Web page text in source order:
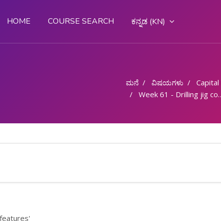
HOME COURSE SEARCH ಕನ್ನಡ ‎(KN)‎
ಮನೆ ವಿಷಯಗಳು Capital
Week 61 - Drilling jig constructional features